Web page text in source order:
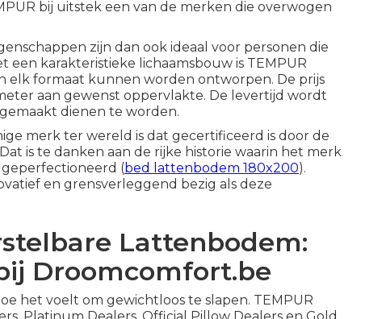
bij uitstek een van de merken die overwogen
zijn dan ook ideaal voor personen die
een karakteristieke lichaamsbouw is TEMPUR
elk formaat kunnen worden ontworpen. De prijs
aan gewenst oppervlakte. De levertijd wordt
dienen te worden.
merk ter wereld is dat gecertificeerd is door de
is te danken aan de rijke historie waarin het merk
(bed lattenbodem 180x200).
en grensverleggend bezig als deze
Lattenbodem:
Droomcomfort.be
het voelt om gewichtloos te slapen. TEMPUR